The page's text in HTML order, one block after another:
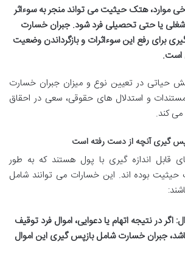
موارد، هتک حیثیت می تواند منجر به سوءاثر
شغلی یا حتی تحصیلی فرد شود. جبران خسارت
برای رفع این سوءاثرات و بازگرداندن وضعیت
است.
حیاتی در تعیین نوع و میزان جبران خسارت
مستندات و استدلال های حقوقی، سعی در احقاق
کند.
گیری آنچه از دست رفته است
قابل اندازه گیری با پول هستند که به طور
بوده اند. این خسارات می توانند شامل
اگر در نتیجه اتهام یا دعوایی، اموال فرد توقیف
جبران خسارت شامل بازپس گیری این اموال